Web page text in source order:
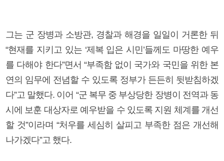
그는 군 장병과 소방관, 경찰과 해경을 일일이 거론한 뒤
“현재를 지키고 있는 ‘제복 입은 시민’들께도 마땅한 예우
를 다해야 한다”면서 “부족함 없이 국가와 국민을 위한 본
연의 임무에 전념할 수 있도록 정부가 든든히 뒷받침하겠
다”고 말했다. 이어 “군 복무 중 부상당한 장병이 전역과 동
시에 보훈 대상자로 예우받을 수 있도록 지원 체계를 개선
할 것”이라며 “처우를 세심히 살피고 부족한 점은 개선해
나가겠다”고 했다.